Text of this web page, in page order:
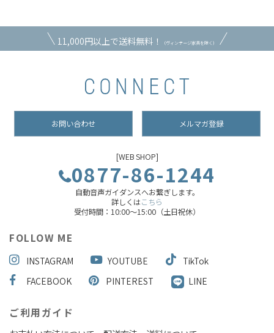
11,000円以上で送料無料！ （ヴィンテージ家具を除く）
お問い合わせ メルマガ登録
[WEB SHOP]
0877-86-1244
自動音声ガイダンスへお繋ぎします。
詳しくはこちら
受付時間：10:00～15:00（土日祝休）
FOLLOW ME
INSTAGRAM YOUTUBE
TikTok
FACEBOOK
PINTEREST LINE
ご利用ガイド